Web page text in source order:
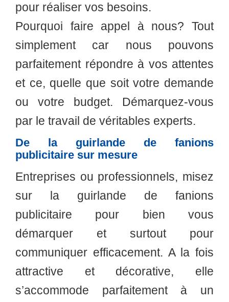
pour réaliser vos besoins.
Pourquoi faire appel à nous? Tout
simplement car nous pouvons
parfaitement répondre à vos attentes
et ce, quelle que soit votre demande
ou votre budget. Démarquez-vous
par le travail de véritables experts.
De la guirlande de fanions
publicitaire sur mesure
Entreprises ou professionnels, misez
sur la guirlande de fanions
publicitaire pour bien vous
démarquer et surtout pour
communiquer efficacement. A la fois
attractive et décorative, elle
s’accommode parfaitement à un